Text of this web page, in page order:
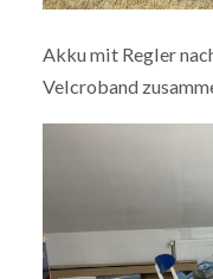
Akku mit Regler
Velcroband